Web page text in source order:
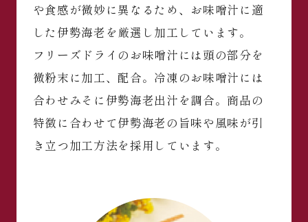
や食感が微妙に異なるため、お味噌汁に適
した伊勢海老を厳選し加工しています。
フリーズドライのお味噌汁には頭の部分を
微粉末に加工、配合。冷凍のお味噌汁には
合わせみそに伊勢海老出汁を調合。商品の
特徴に合わせて伊勢海老の旨味や風味が引
き立つ加工方法を採用しています。